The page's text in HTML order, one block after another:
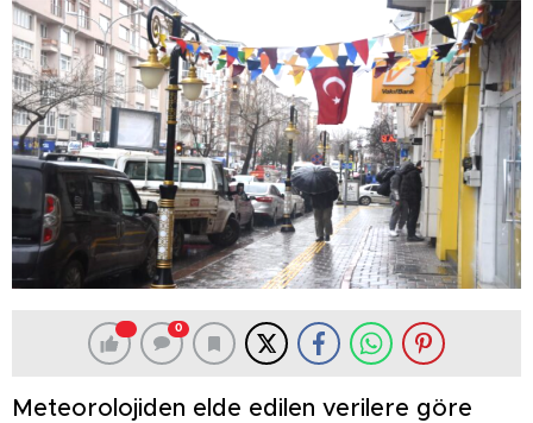
0
Meteorolojiden elde edilen verilere göre